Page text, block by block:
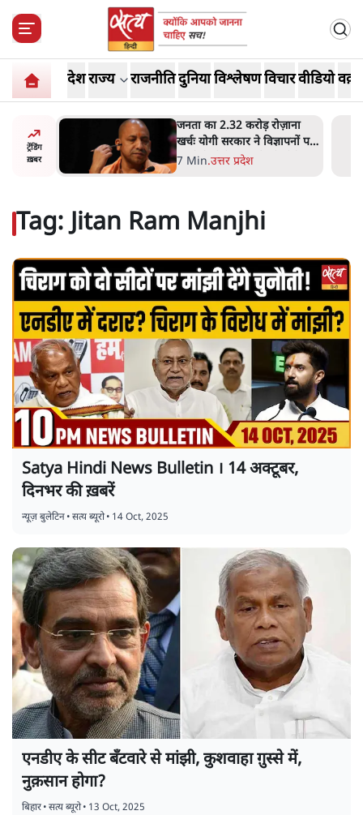
देशराज्य राजनीतिदुनियाविश्लेषणविचारवीडियो
ट्रेंडिंग
ख़बर
पर
उलटबांसीः राष्ट्र के चरित्र की मरम्मत
जारी है
11 Min.व्यंग्य/उलटबाँसी
Tag:Jitan Ram Manjhi
Satya Hindi News Bulletin । 14 अक्टूबर,
दिनभर की ख़बरें
न्यूज़ बुलेटिन•सत्य ब्यूरो• 14 Oct, 2025
एनडीए के सीट बँटवारे से मांझी, कुशवाहा ग़ुस्से में,
नुक़सान होगा?
बिहार•सत्य ब्यूरो• 13 Oct, 2025